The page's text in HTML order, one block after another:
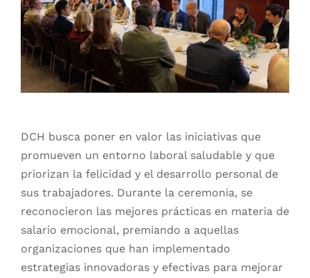
DCH busca poner en valor las iniciativas que
promueven un entorno laboral saludable y que
priorizan la felicidad y el desarrollo personal de
sus trabajadores. Durante la ceremonia, se
reconocieron las mejores prácticas en materia de
salario emocional, premiando a aquellas
organizaciones que han implementado
estrategias innovadoras y efectivas para mejorar